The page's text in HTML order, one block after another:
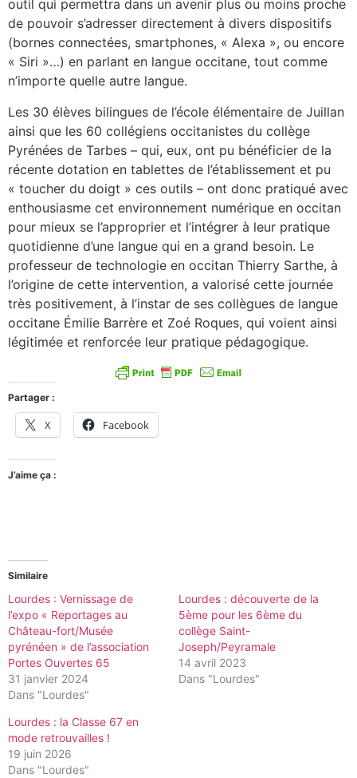
outil qui permettra dans un avenir plus ou moins proche
de pouvoir s’adresser directement à divers dispositifs
(bornes connectées, smartphones, « Alexa », ou encore
« Siri »…) en parlant en langue occitane, tout comme
n’importe quelle autre langue.
Les 30 élèves bilingues de l’école élémentaire de Juillan
ainsi que les 60 collégiens occitanistes du collège
Pyrénées de Tarbes – qui, eux, ont pu bénéficier de la
récente dotation en tablettes de l’établissement et pu
« toucher du doigt » ces outils – ont donc pratiqué avec
enthousiasme cet environnement numérique en occitan
pour mieux se l’approprier et l’intégrer à leur pratique
quotidienne d’une langue qui en a grand besoin. Le
professeur de technologie en occitan Thierry Sarthe, à
l’origine de cette intervention, a valorisé cette journée
très positivement, à l’instar de ses collègues de langue
occitane Émilie Barrère et Zoé Roques, qui voient ainsi
légitimée et renforcée leur pratique pédagogique.
Partager :
X Facebook
J’aime ça :
Similaire
Lourdes : Vernissage de
l’expo « Reportages au
Château-fort/Musée
pyrénéen » de l’association
Portes Ouvertes 65
31 janvier 2024
Dans "Lourdes"
Lourdes : découverte de la
5ème pour les 6ème du
collège Saint-
Joseph/Peyramale
14 avril 2023
Dans "Lourdes"
Lourdes : la Classe 67 en
mode retrouvailles !
19 juin 2026
Dans "Lourdes"